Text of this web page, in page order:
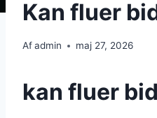
Kan fluer
Afadmin maj 27, 2026
kan fluer